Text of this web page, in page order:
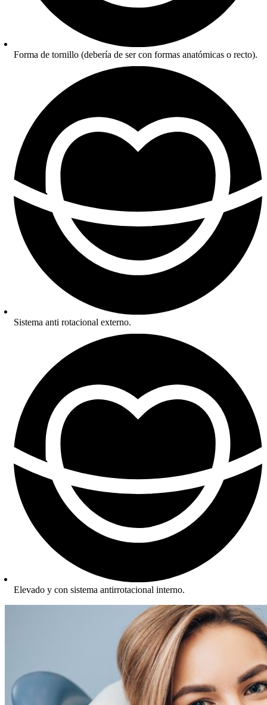
Forma de tornillo (debería de ser con formas anatómicas o recto).
Sistema anti rotacional externo.
Elevado y con sistema antirrotacional interno.